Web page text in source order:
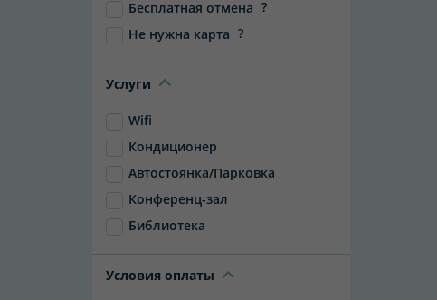
Бесплатная отмена ?
Не нужна карта ?
Услуги
Wifi
Кондиционер
Автостоянка/Парковка
Конференц-зал
Библиотека
Условия оплаты